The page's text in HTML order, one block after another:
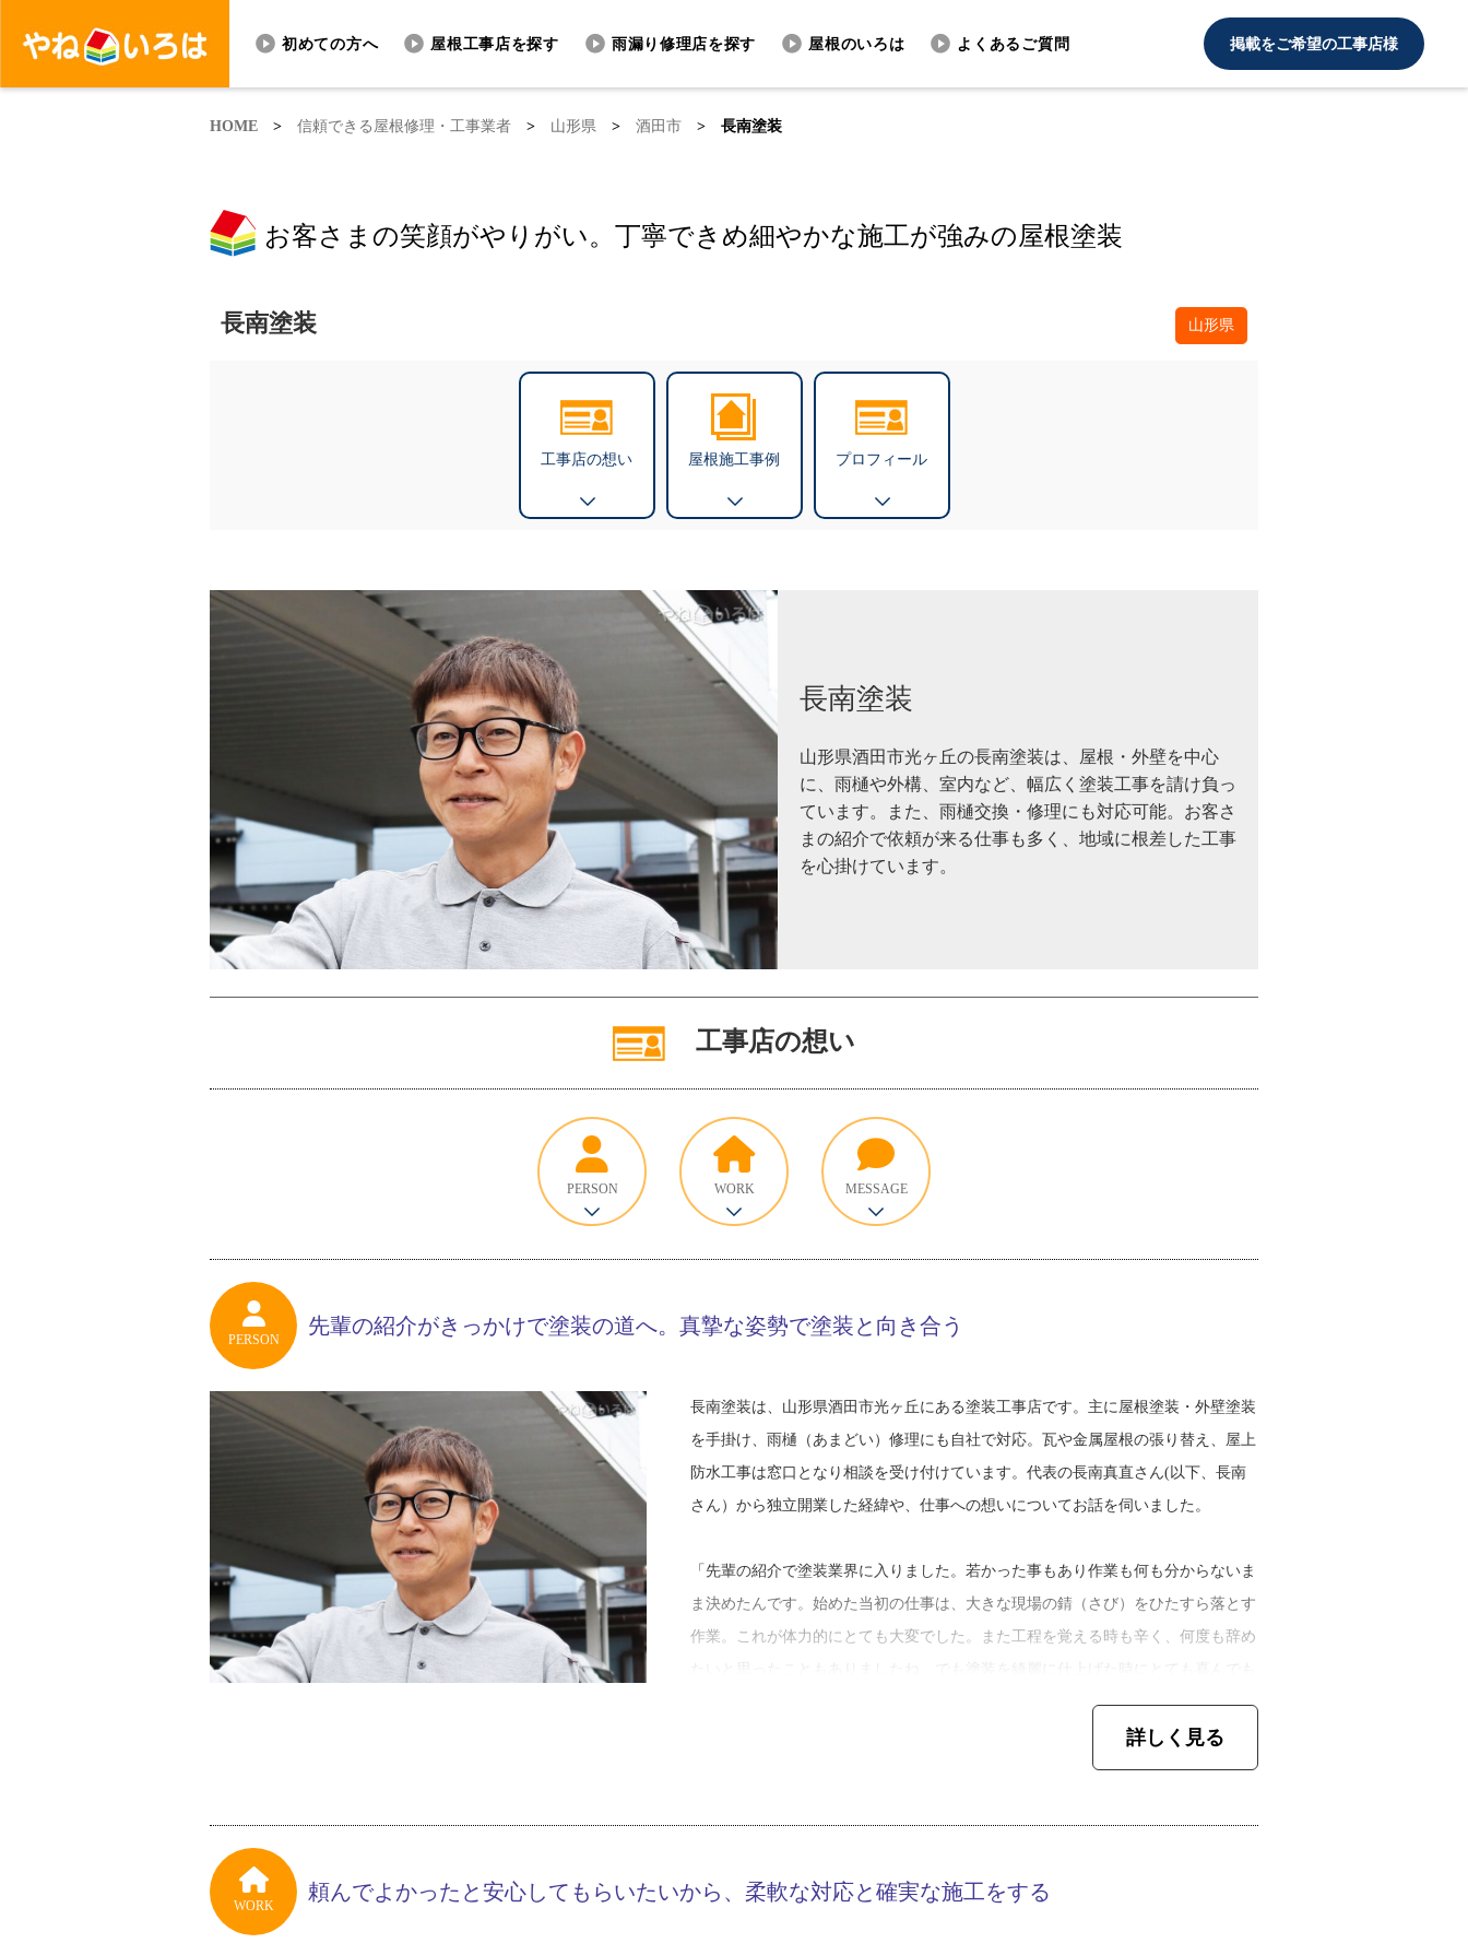
初めての方へ 屋根工事店を探す 雨漏り修理店を探す 屋根のいろは よくあるご質問 掲載をご希望の工事店様
HOME > 信頼できる屋根修理・工事業者 > 山形県 > 酒田市 > 長南塗装
お客さまの笑顔がやりがい。丁寧できめ細やかな施工が強みの屋根塗装
長南塗装 山形県
工事店の想い 屋根施工事例 プロフィール
長南塗装
山形県酒田市光ヶ丘の長南塗装は、屋根・外壁を中心
に、雨樋や外構、室内など、幅広く塗装工事を請け負っ
ています。また、雨樋交換・修理にも対応可能。お客さ
まの紹介で依頼が来る仕事も多く、地域に根差した工事
を心掛けています。
工事店の想い
PERSON WORK MESSAGE
PERSON
先輩の紹介がきっかけで塗装の道へ。真摯な姿勢で塗装と向き合う
長南塗装は、山形県酒田市光ヶ丘にある塗装工事店です。主に屋根塗装・外壁塗装
を手掛け、雨樋（あまどい）修理にも自社で対応。瓦や金属屋根の張り替え、屋上
防水工事は窓口となり相談を受け付けています。代表の長南真直さん(以下、長南
さん）から独立開業した経緯や、仕事への想いについてお話を伺いました。
「先輩の紹介で塗装業界に入りました。若かった事もあり作業も何も分からないま
ま決めたんです。始めた当初の仕事は、大きな現場の錆（さび）をひたすら落とす
作業。これが体力的にとても大変でした。また工程を覚える時も辛く、何度も辞め
らえて。この仕事を続けて極めたいと思うようになり、必死に覚えました。その
後、最初から最後まで自分で責任を持って仕事をしたいという想いが強くなり、２
そ妥協をせず、「１２０%の力を出し切るような仕事をする」という思いで常に仕
詳しく見る
WORK
頼んでよかったと安心してもらいたいから、柔軟な対応と確実な施工をする